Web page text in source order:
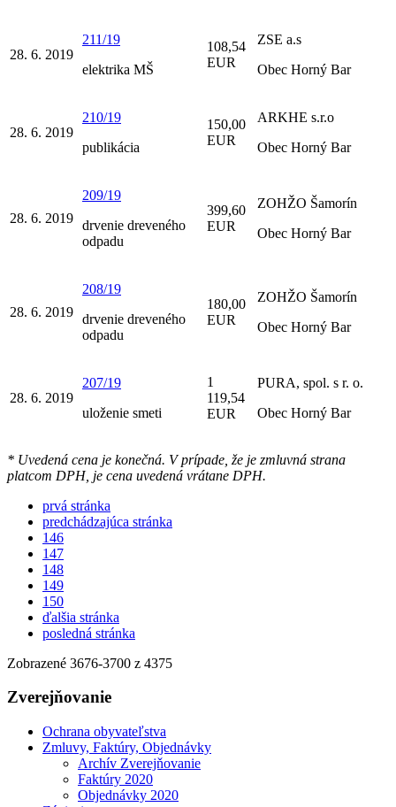
28. 6. 2019
211/19
elektrika MŠ
108,54
EUR
ZSE a.s
Obec Horný Bar
28. 6. 2019
210/19
publikácia
150,00
EUR
ARKHE s.r.o
Obec Horný Bar
28. 6. 2019
209/19
drvenie dreveného
odpadu
399,60
EUR
ZOHŽO Šamorín
Obec Horný Bar
28. 6. 2019
208/19
drvenie dreveného
odpadu
180,00
EUR
ZOHŽO Šamorín
Obec Horný Bar
28. 6. 2019
207/19
uloženie smeti
1
119,54
EUR
PURA, spol. s r. o.
Obec Horný Bar
* Uvedená cena je konečná. V prípade, že je zmluvná strana
platcom DPH, je cena uvedená vrátane DPH.
prvá stránka
predchádzajúca stránka
146
147
148
149
150
ďalšia stránka
posledná stránka
Zobrazené 3676-3700 z 4375
Zverejňovanie
Ochrana obyvateľstva
Zmluvy, Faktúry, Objednávky
Archív Zverejňovanie
Faktúry 2020
Objednávky 2020